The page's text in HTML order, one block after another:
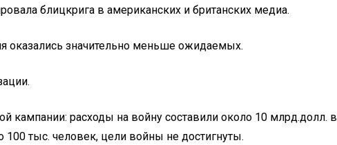
блицкрига в американских и британских медиа.
оказались значительно меньше ожидаемых.
кампании: расходы на войну составили около 10 млрд.долл. в
100 тыс. человек, цели войны не достигнуты.